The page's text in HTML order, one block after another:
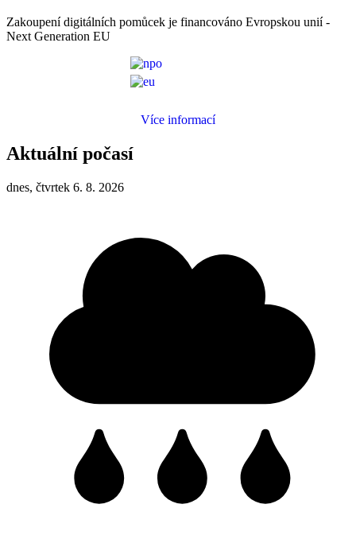
Zakoupení digitálních pomůcek je financováno Evropskou unií -
Next Generation EU
Více informací
Aktuální počasí
dnes, čtvrtek 6. 8. 2026